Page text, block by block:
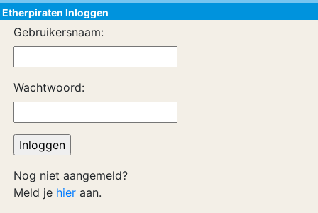
Etherpiraten Inloggen
Gebruikersnaam:
Wachtwoord:
Nog niet aangemeld?
Meld je hier aan.